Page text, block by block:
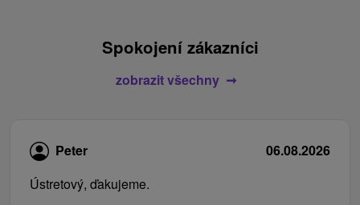
Spokojení zákazníci
zobrazit všechny
Peter
06.08.2026
Ústretový, ďakujeme.